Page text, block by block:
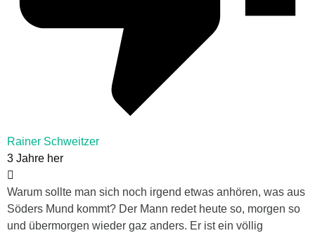
Rainer Schweitzer
3 Jahre her
Warum sollte man sich noch irgend etwas anhören, was aus
Söders Mund kommt? Der Mann redet heute so, morgen so
und übermorgen wieder gaz anders. Er ist ein völlig